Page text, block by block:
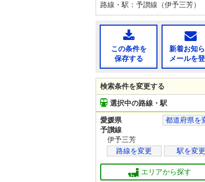
路線・駅：予讃線（伊予三芳）
この条件を
保存する
新着お知
メールを
検索条件を変更する
選択中の路線・駅
愛媛県
都道府県を
予讃線
伊予三芳
路線を変更
駅を変更
エリアから探す